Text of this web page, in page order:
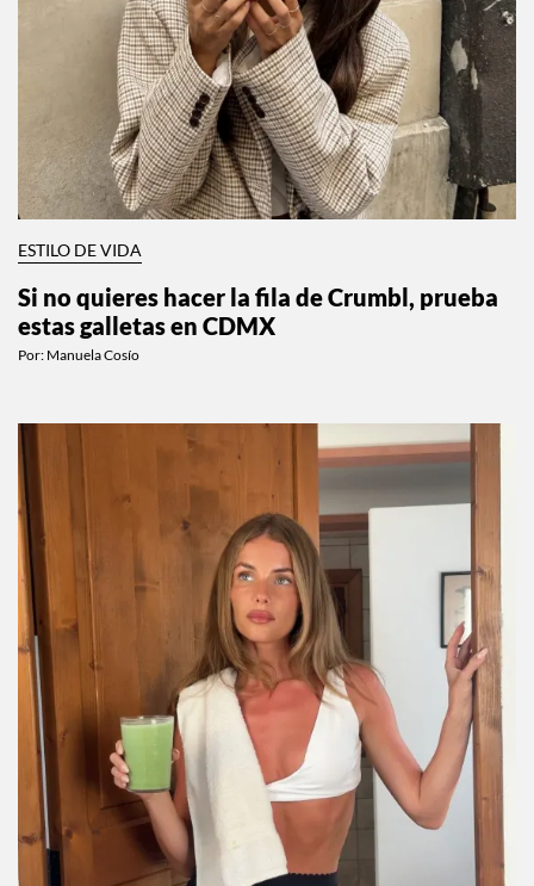
ESTILO DE VIDA
Si no quieres hacer la fila de Crumbl, prueba
estas galletas en CDMX
Por: Manuela Cosío